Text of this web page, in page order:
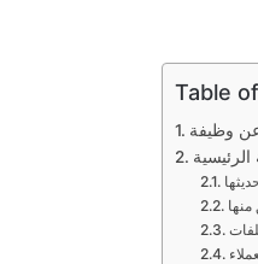
Table
الرئيسية
منها